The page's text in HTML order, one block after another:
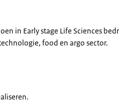
in Early stage Life Sciences
food en argo sector.